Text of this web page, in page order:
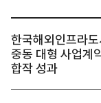
한국해외인프라
중동 대형 사업계
합작 성과